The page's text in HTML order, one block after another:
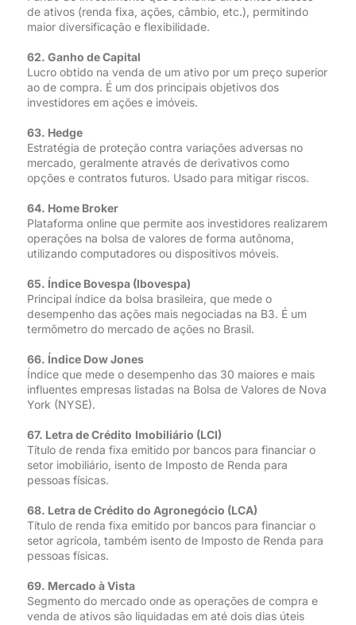
de ativos (renda fixa, ações, câmbio, etc.), permitindo
maior diversificação e flexibilidade.
62. Ganho de Capital
Lucro obtido na venda de um ativo por um preço superior
ao de compra. É um dos principais objetivos dos
investidores em ações e imóveis.
63. Hedge
Estratégia de proteção contra variações adversas no
mercado, geralmente através de derivativos como
opções e contratos futuros. Usado para mitigar riscos.
64. Home Broker
Plataforma online que permite aos investidores realizarem
operações na bolsa de valores de forma autônoma,
utilizando computadores ou dispositivos móveis.
65. Índice Bovespa (Ibovespa)
Principal índice da bolsa brasileira, que mede o
desempenho das ações mais negociadas na B3. É um
termômetro do mercado de ações no Brasil.
66. Índice Dow Jones
Índice que mede o desempenho das 30 maiores e mais
influentes empresas listadas na Bolsa de Valores de Nova
York (NYSE).
67. Letra de Crédito Imobiliário (LCI)
Título de renda fixa emitido por bancos para financiar o
setor imobiliário, isento de Imposto de Renda para
pessoas físicas.
68. Letra de Crédito do Agronegócio (LCA)
Título de renda fixa emitido por bancos para financiar o
setor agrícola, também isento de Imposto de Renda para
pessoas físicas.
69. Mercado à Vista
Segmento do mercado onde as operações de compra e
venda de ativos são liquidadas em até dois dias úteis